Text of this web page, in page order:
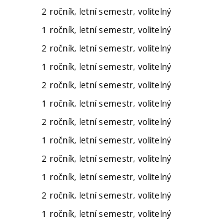
2 ročník, letní semestr, volitelný
1 ročník, letní semestr, volitelný
2 ročník, letní semestr, volitelný
1 ročník, letní semestr, volitelný
2 ročník, letní semestr, volitelný
1 ročník, letní semestr, volitelný
2 ročník, letní semestr, volitelný
1 ročník, letní semestr, volitelný
2 ročník, letní semestr, volitelný
1 ročník, letní semestr, volitelný
2 ročník, letní semestr, volitelný
1 ročník, letní semestr, volitelný